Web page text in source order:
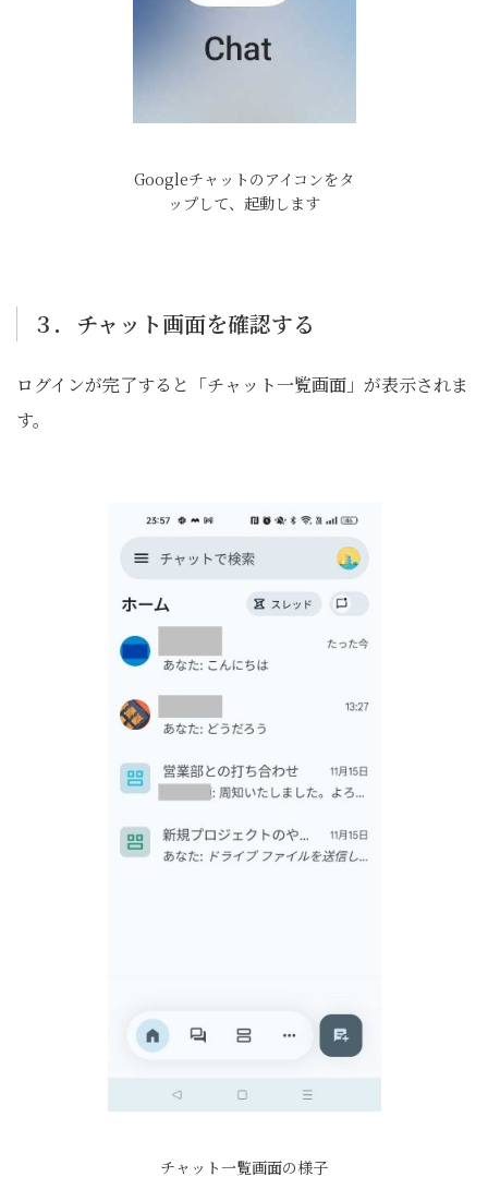
Googleチャットのアイコンをタ
ップして、起動します
３．チャット画面を確認する
ログインが完了すると「チャット一覧画面」が表示されま
す。
チャット一覧画面の様子